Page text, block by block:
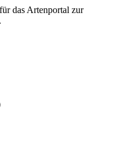
das Artenportal zur